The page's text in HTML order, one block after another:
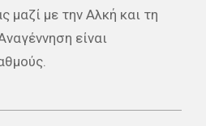
μαζί με την Αλκή και τη
είναι